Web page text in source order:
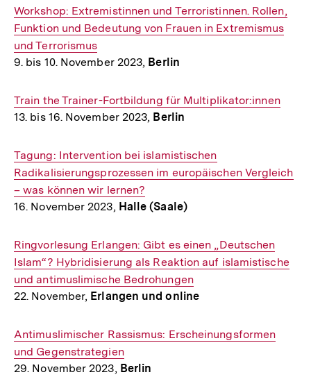
Interner
Link:
Workshop: Extremistinnen und Terroristinnen. Rollen,
Funktion und Bedeutung von Frauen in Extremismus
und Terrorismus
9. bis 10. November 2023, Berlin
Interner
Link:
Train the Trainer-Fortbildung für Multiplikator:innen
13. bis 16. November 2023, Berlin
Interner
Link:
Tagung: Intervention bei islamistischen
Radikalisierungsprozessen im europäischen Vergleich
– was können wir lernen?
16. November 2023, Halle (Saale)
Interner
Link:
Ringvorlesung Erlangen: Gibt es einen „Deutschen
Islam“? Hybridisierung als Reaktion auf islamistische
und antimuslimische Bedrohungen
22. November, Erlangen und online
Interner
Link:
Antimuslimischer Rassismus: Erscheinungsformen
und Gegenstrategien
29. November 2023, Berlin